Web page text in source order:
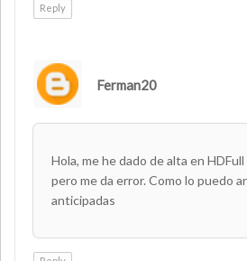
Reply
Ferman20
Hola, me he dado de alta en
pero me da error. Como lo puedo
anticipadas